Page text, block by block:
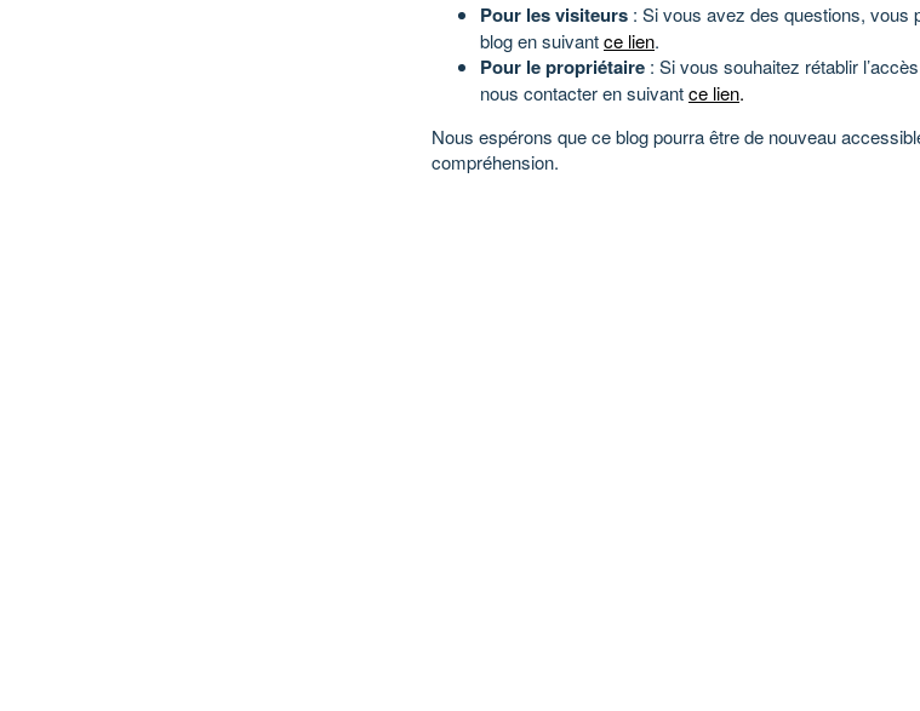
Pour les visiteurs : Si vous avez des questions, vous
blog en suivantce lien.
Pour le propriétaire : Si vous souhaitez rétablir
nous contacter en suivantce lien.
Nous espérons que ce blog pourra être de nouveau
compréhension.